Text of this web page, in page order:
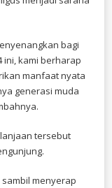
bagi
ini, kami berharap
manfaat nyata
generasi muda
tersebut
menyerap